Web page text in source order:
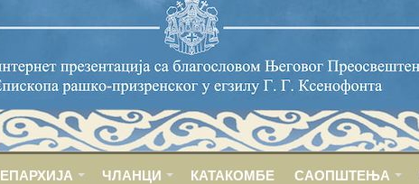
ЕПАРХИЈА ЧЛАНЦИ КАТАКОМБЕ САОПШТЕЊА